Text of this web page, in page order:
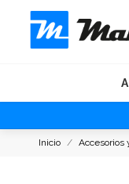
Inicio Accesorios